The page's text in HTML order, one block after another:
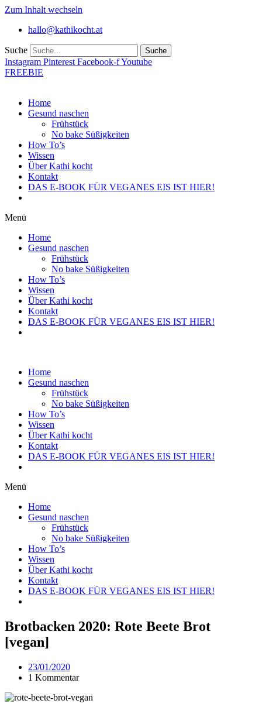
Zum Inhalt wechseln
hallo@kathikocht.at
Suche Suche
Instagram Pinterest Facebook-fYoutube
FREEBIE
Home
Gesund naschen
Frühstück
No bake Süßigkeiten
How To’s
Wissen
Über Kathi kocht
Kontakt
DAS E-BOOK FÜR VEGANES EIS IST HIER!
Menü
Home
Gesund naschen
Frühstück
No bake Süßigkeiten
How To’s
Wissen
Über Kathi kocht
Kontakt
DAS E-BOOK FÜR VEGANES EIS IST HIER!
Home
Gesund naschen
Frühstück
No bake Süßigkeiten
How To’s
Wissen
Über Kathi kocht
Kontakt
DAS E-BOOK FÜR VEGANES EIS IST HIER!
Menü
Home
Gesund naschen
Frühstück
No bake Süßigkeiten
How To’s
Wissen
Über Kathi kocht
Kontakt
DAS E-BOOK FÜR VEGANES EIS IST HIER!
Brotbacken 2020: Rote Beete Brot
[vegan]
23/01/2020
1 Kommentar